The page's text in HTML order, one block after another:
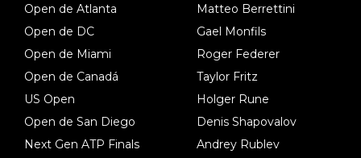
Open de Atlanta
Open de DC
Open de Miami
Open de Canadá
US Open
Open de San Diego
Next Gen ATP Finals
Matteo Berrettini
Gael Monfils
Roger Federer
Taylor Fritz
Holger Rune
Denis Shapovalov
Andrey Rublev